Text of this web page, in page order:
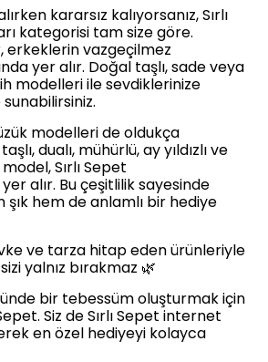
kararsız kalıyorsanız, Sırlı
kategorisi tam size göre.
erkeklerin vazgeçilmez
yer alır. Doğal taşlı, sade veya
modelleri ile sevdiklerinize
modelleri de oldukça
dualı, mühürlü, ay yıldızlı ve
Sırlı Sepet
alır. Bu çeşitlilik sayesinde
hem de anlamlı bir hediye
ve tarza hitap eden ürünleriyle
yalnız bırakmaz 🌿
bir tebessüm oluşturmak için
Siz de Sırlı Sepet internet
en özel hediyeyi kolayca